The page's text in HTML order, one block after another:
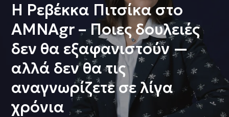
Η Ρεβέκκα Πιτσίκα στο
AMNAgr – Ποιες δουλειές
δεν θα εξαφανιστούν —
αλλά δεν θα τις
αναγνωρίζετε σε λίγα
χρόνια